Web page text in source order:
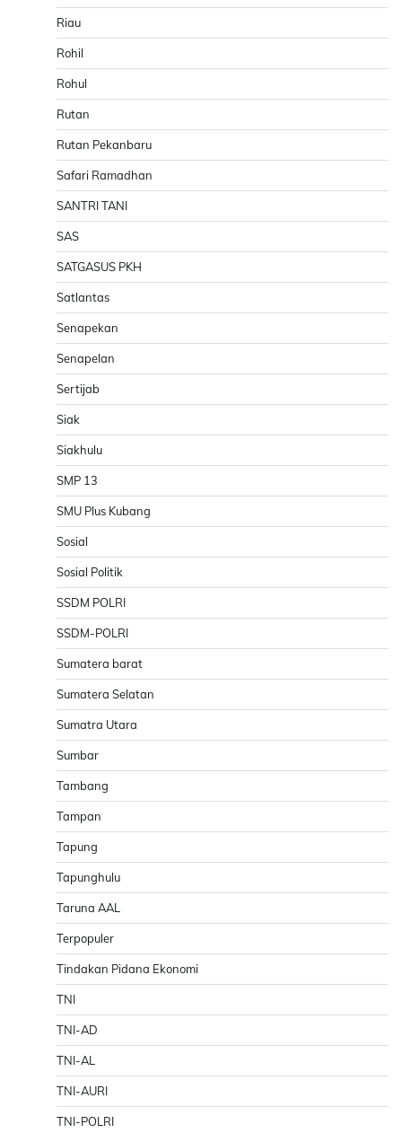
Riau
Rohil
Rohul
Rutan
Rutan Pekanbaru
Safari Ramadhan
SANTRI TANI
SAS
SATGASUS PKH
Satlantas
Senapekan
Senapelan
Sertijab
Siak
Siakhulu
SMP 13
SMU Plus Kubang
Sosial
Sosial Politik
SSDM POLRI
SSDM-POLRI
Sumatera barat
Sumatera Selatan
Sumatra Utara
Sumbar
Tambang
Tampan
Tapung
Tapunghulu
Taruna AAL
Terpopuler
Tindakan Pidana Ekonomi
TNI
TNI-AD
TNI-AL
TNI-AURI
TNI-POLRI